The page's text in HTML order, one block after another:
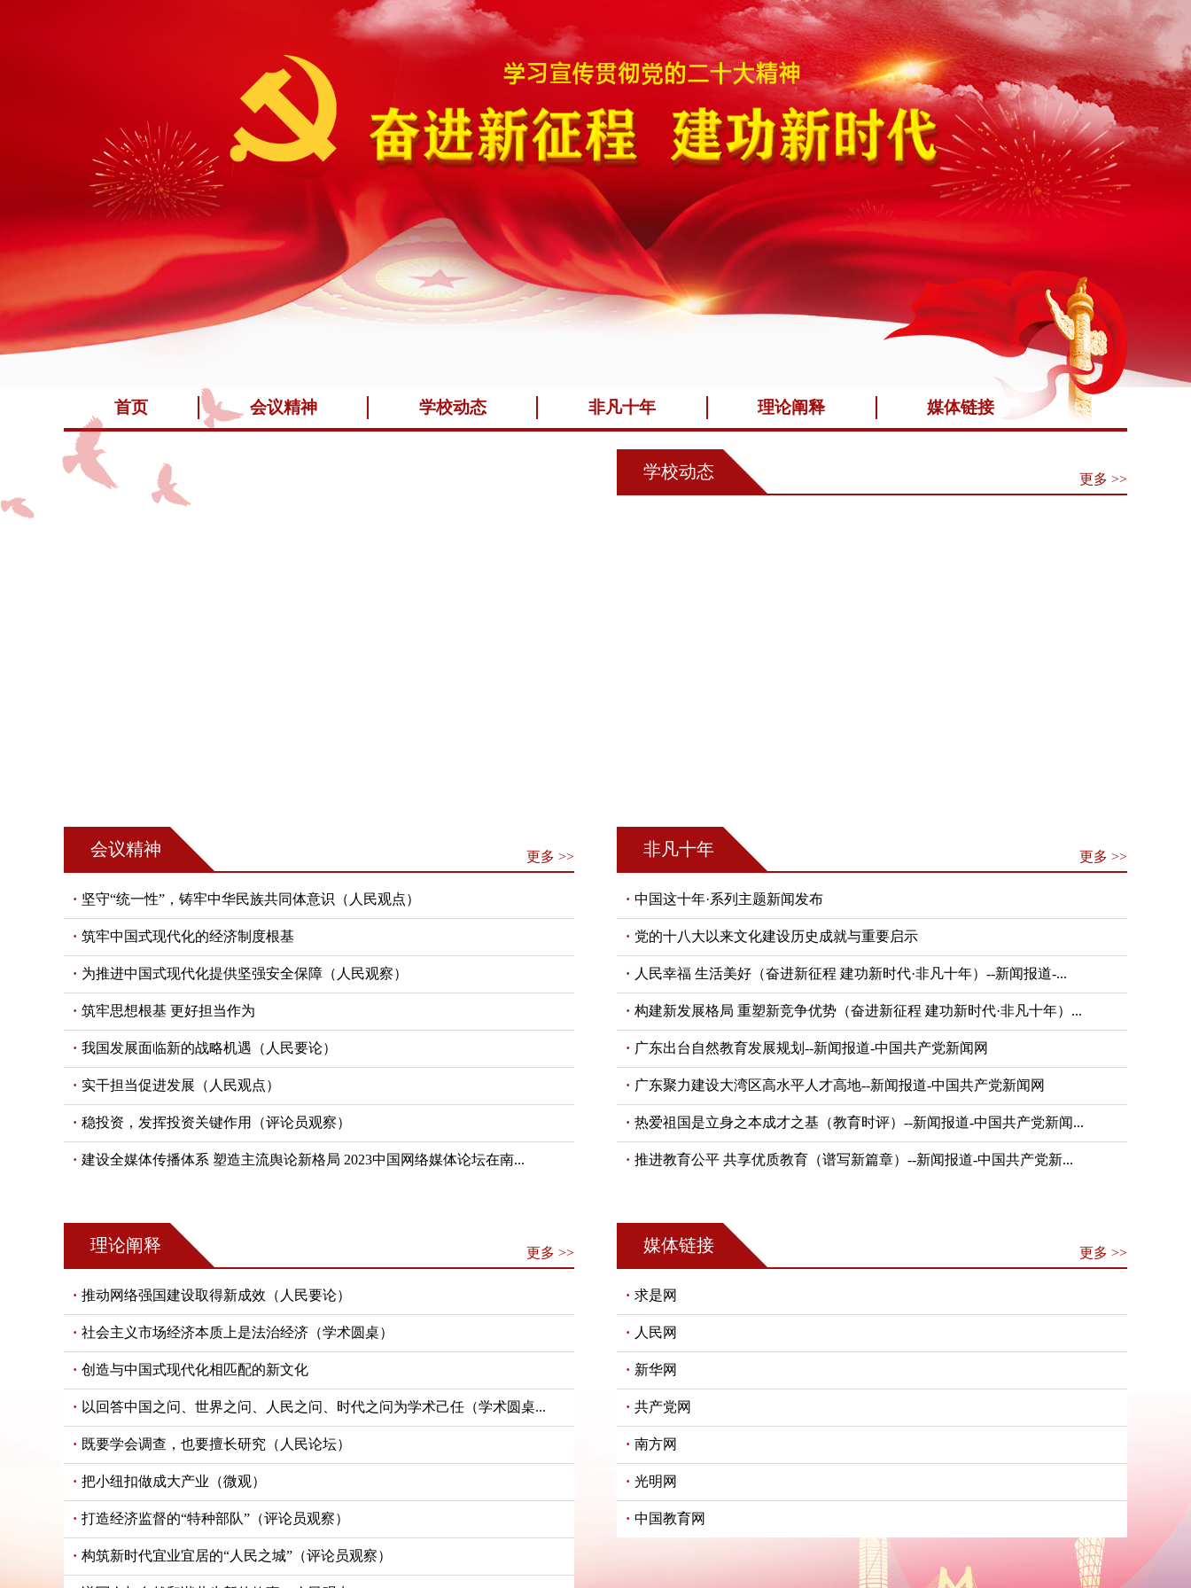
首页 会议精神 学校动态 非凡十年 理论阐释 媒体链接
学校动态 更多 >>
会议精神 更多 >>
坚守“统一性”，铸牢中华民族共同体意识（人民观点）
筑牢中国式现代化的经济制度根基
为推进中国式现代化提供坚强安全保障（人民观察）
筑牢思想根基 更好担当作为
我国发展面临新的战略机遇（人民要论）
实干担当促进发展（人民观点）
稳投资，发挥投资关键作用（评论员观察）
建设全媒体传播体系 塑造主流舆论新格局 2023中国网络媒体论坛在南...
非凡十年 更多 >>
中国这十年·系列主题新闻发布
党的十八大以来文化建设历史成就与重要启示
人民幸福 生活美好（奋进新征程 建功新时代·非凡十年）--新闻报道-...
构建新发展格局 重塑新竞争优势（奋进新征程 建功新时代·非凡十年）...
广东出台自然教育发展规划--新闻报道-中国共产党新闻网
广东聚力建设大湾区高水平人才高地--新闻报道-中国共产党新闻网
热爱祖国是立身之本成才之基（教育时评）--新闻报道-中国共产党新闻...
推进教育公平 共享优质教育（谱写新篇章）--新闻报道-中国共产党新...
理论阐释 更多 >>
推动网络强国建设取得新成效（人民要论）
社会主义市场经济本质上是法治经济（学术圆桌）
创造与中国式现代化相匹配的新文化
以回答中国之问、世界之问、人民之问、时代之问为学术己任（学术圆桌...
既要学会调查，也要擅长研究（人民论坛）
把小纽扣做成大产业（微观）
打造经济监督的“特种部队”（评论员观察）
构筑新时代宜业宜居的“人民之城”（评论员观察）
媒体链接 更多 >>
求是网
人民网
新华网
共产党网
南方网
光明网
中国教育网